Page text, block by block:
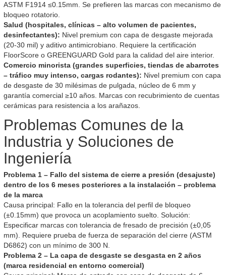
ASTM F1914 ≤0.15mm. Se prefieren las marcas con mecanismo de
bloqueo rotatorio.
Salud (hospitales, clínicas – alto volumen de pacientes,
desinfectantes): Nivel premium con capa de desgaste mejorada
(20-30 mil) y aditivo antimicrobiano. Requiere la certificación
FloorScore o GREENGUARD Gold para la calidad del aire interior.
Comercio minorista (grandes superficies, tiendas de abarrotes
– tráfico muy intenso, cargas rodantes): Nivel premium con capa
de desgaste de 30 milésimas de pulgada, núcleo de 6 mm y
garantía comercial ≥10 años. Marcas con recubrimiento de cuentas
cerámicas para resistencia a los arañazos.
Problemas Comunes de la
Industria y Soluciones de
Ingeniería
Problema 1 – Fallo del sistema de cierre a presión (desajuste)
dentro de los 6 meses posteriores a la instalación – problema
de la marca
Causa principal: Fallo en la tolerancia del perfil de bloqueo
(±0.15mm) que provoca un acoplamiento suelto. Solución:
Especificar marcas con tolerancia de fresado de precisión (±0,05
mm). Requiere prueba de fuerza de separación del cierre (ASTM
D6862) con un mínimo de 300 N.
Problema 2 – La capa de desgaste se desgasta en 2 años
(marca residencial en entorno comercial)